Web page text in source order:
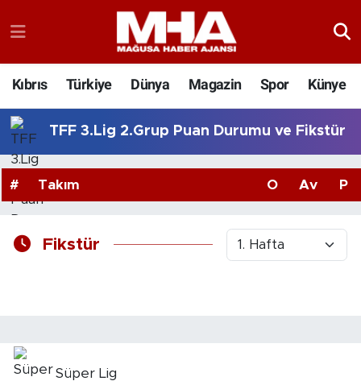
Kıbrıs Türkiye Dünya Magazin Spor Künye
TFF 3.Lig 2.Grup Puan Durumu ve Fikstür
# Takım O Av P
Fikstür
Süper Lig